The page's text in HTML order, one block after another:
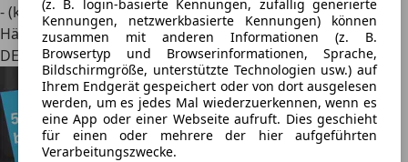
(z. B. login-basierte Kennungen, zufällig generierte
Kennungen, netzwerkbasierte Kennungen) können
zusammen mit anderen Informationen (z. B.
Browsertyp und Browserinformationen, Sprache,
Bildschirmgröße, unterstützte Technologien usw.) auf
Ihrem Endgerät gespeichert oder von dort ausgelesen
werden, um es jedes Mal wiederzuerkennen, wenn es
eine App oder einer Webseite aufruft. Dies geschieht
für einen oder mehrere der hier aufgeführten
Verarbeitungszwecke.
- (kWh/100 km)
Händler
DE 86707